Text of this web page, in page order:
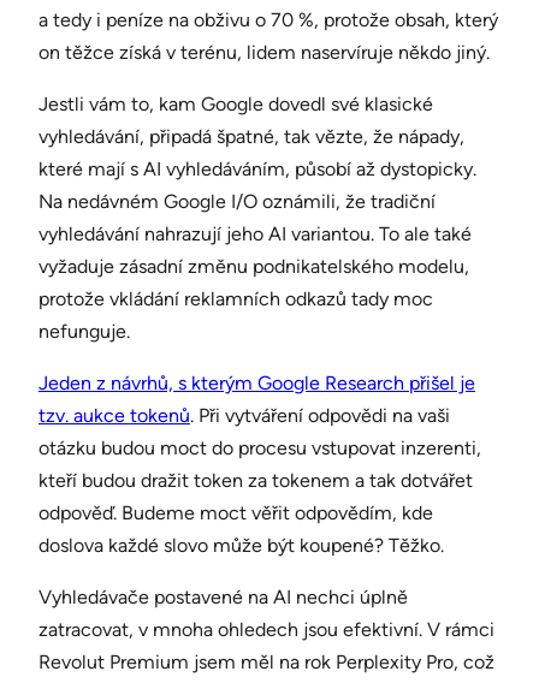
a tedy i peníze na obživu o 70 %, protože obsah, který
on těžce získá v terénu, lidem naservíruje někdo jiný.
Jestli vám to, kam Google dovedl své klasické
vyhledávání, připadá špatné, tak vězte, že nápady,
které mají s AI vyhledáváním, působí až dystopicky.
Na nedávném Google I/O oznámili, že tradiční
vyhledávání nahrazují jeho AI variantou. To ale také
vyžaduje zásadní změnu podnikatelského modelu,
protože vkládání reklamních odkazů tady moc
nefunguje.
Jeden z návrhů, s kterým Google Research přišel je
tzv. aukce tokenů. Při vytváření odpovědi na vaši
otázku budou moct do procesu vstupovat inzerenti,
kteří budou dražit token za tokenem a tak dotvářet
odpověď. Budeme moct věřit odpovědím, kde
doslova každé slovo může být koupené? Těžko.
Vyhledávače postavené na AI nechci úplně
zatracovat, v mnoha ohledech jsou efektivní. V rámci
Revolut Premium jsem měl na rok Perplexity Pro, což